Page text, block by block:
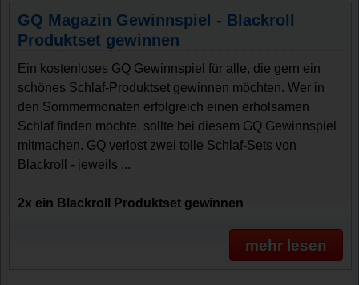
GQ Magazin Gewinnspiel - Blackroll
Produktset gewinnen
Ein kostenloses GQ Gewinnspiel für alle, die gern ein
schönes Schlaf-Produktset gewinnen möchten. Wer in
den Sommermonaten erfolgreich einen erholsamen
Schlaf finden möchte, sollte bei diesem GQ Gewinnspiel
mitmachen. GQ verlost zwei tolle Schlaf-Sets von
Blackroll - jeweils ...
2x ein Blackroll Produktset gewinnen
mehr lesen